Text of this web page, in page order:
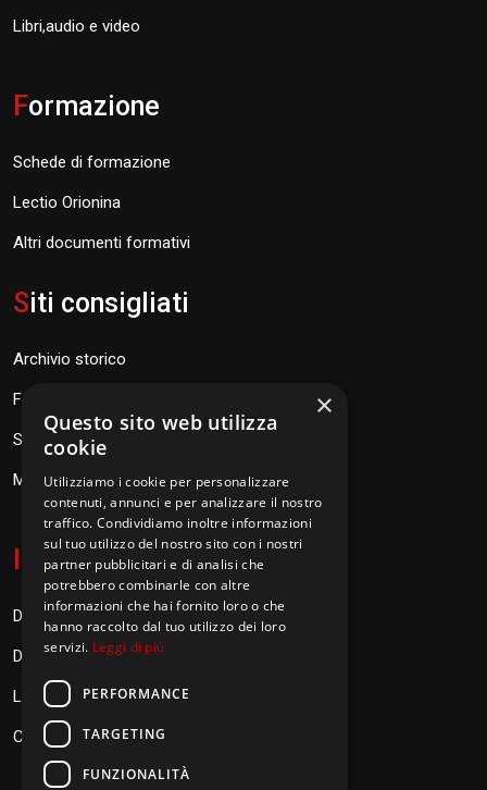
Libri,audio e video
Formazione
Schede di formazione
Lectio Orionina
Altri documenti formativi
Siti consigliati
Archivio storico
Fondazione Don Orione
SEV Orione 84
Messaggi don Orione
nformazioni
Donazioni
Diventa Orionino
Link
Contatti
×
Questo sito web utilizza
cookie
Utilizziamo i cookie per personalizzare
contenuti, annunci e per analizzare il nostro
traffico. Condividiamo inoltre informazioni
sul tuo utilizzo del nostro sito con i nostri
partner pubblicitari e di analisi che
potrebbero combinarle con altre
informazioni che hai fornito loro o che
hanno raccolto dal tuo utilizzo dei loro
servizi. Leggi di più
PERFORMANCE
TARGETING
FUNZIONALITÀ